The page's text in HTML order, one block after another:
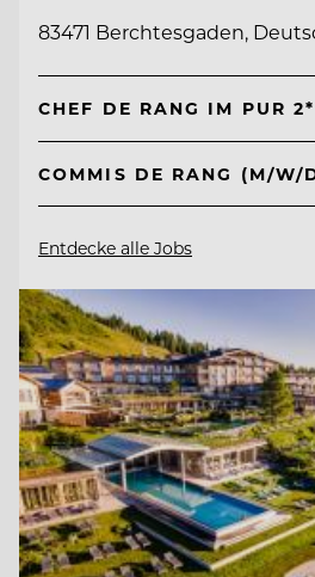
83471 Berchtesgaden,
CHEF DE RANG IM PUR
COMMIS DE RANG (M/W/
Entdecke alle Jobs